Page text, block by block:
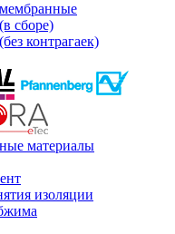
сборе)
контрагаек)
материалы
изоляции